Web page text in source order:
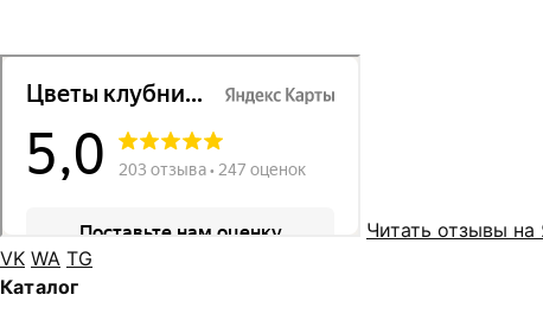
Читать отзывы на
VK WA TG
Каталог